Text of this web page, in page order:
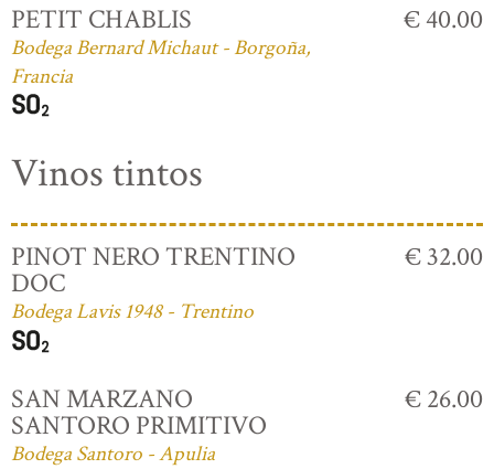
PETIT CHABLIS
Bodega Bernard Michaut - Borgoña,
Francia
€ 40.00
Vinos tintos
PINOT NERO TRENTINO
DOC
Bodega Lavis 1948 - Trentino
€ 32.00
SAN MARZANO
SANTORO PRIMITIVO
Bodega Santoro - Apulia
€ 26.00